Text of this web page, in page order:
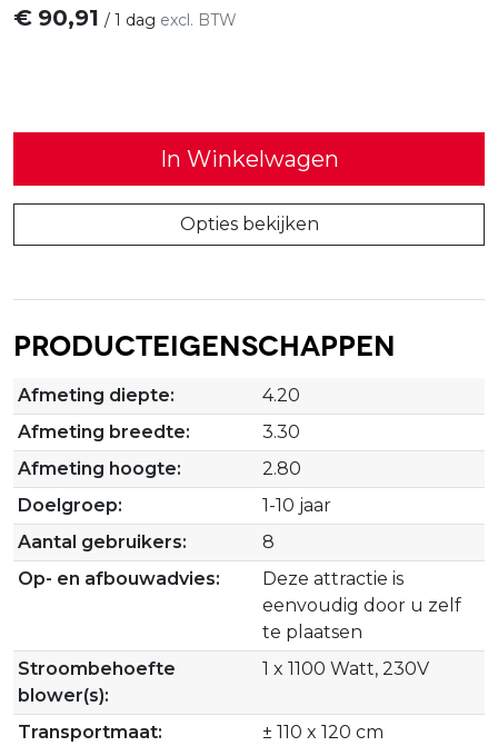
€ 90,91 / 1 dag excl. BTW
In Winkelwagen
Opties bekijken
Producteigenschappen
Afmeting diepte:
4.20
Afmeting breedte:
3.30
Afmeting hoogte:
2.80
Doelgroep:
1-10 jaar
Aantal gebruikers:
8
Op- en afbouwadvies:
Deze attractie is
eenvoudig door u zelf
te plaatsen
Stroombehoefte
blower(s):
1 x 1100 Watt, 230V
Transportmaat:
± 110 x 120 cm